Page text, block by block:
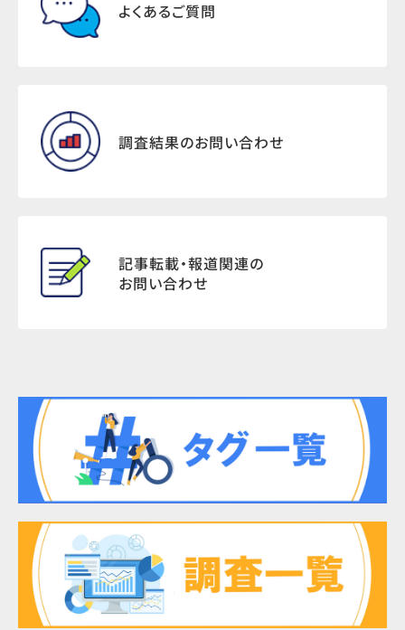
よくあるご質問
調査結果のお問い合わせ
記事転載・報道関連の
お問い合わせ